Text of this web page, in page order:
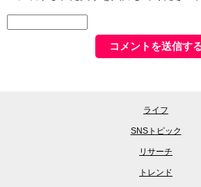
ライフ
SNSトピック
リサーチ
トレンド